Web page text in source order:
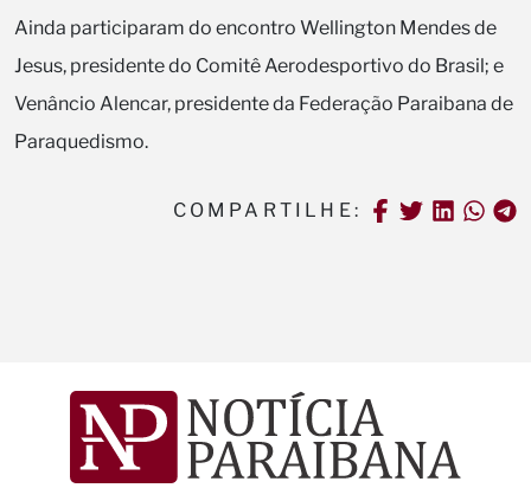
Ainda participaram do encontro Wellington Mendes de
Jesus, presidente do Comitê Aerodesportivo do Brasil; e
Venâncio Alencar, presidente da Federação Paraibana de
Paraquedismo.
COMPARTILHE: